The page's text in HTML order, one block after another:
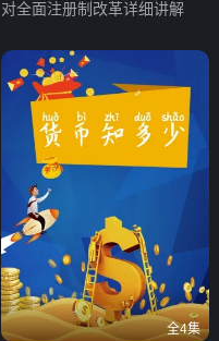
对全面注册制改革详细讲解
全4集